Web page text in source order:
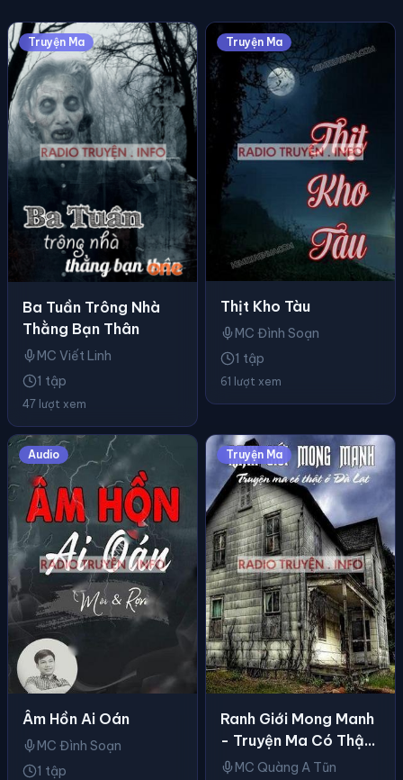
Truyện Ma
Ba Tuần Trông Nhà
Thằng Bạn Thân
MC Viết Linh
1 tập
47 lượt xem
Truyện Ma
Thịt Kho Tàu
MC Đình Soạn
1 tập
61 lượt xem
Audio
Âm Hồn Ai Oán
MC Đình Soạn
1 tập
Truyện Ma
Ranh Giới Mong Manh
- Truyện Ma Có Thật
Ở Đà Lạt
MC Quàng A Tũn